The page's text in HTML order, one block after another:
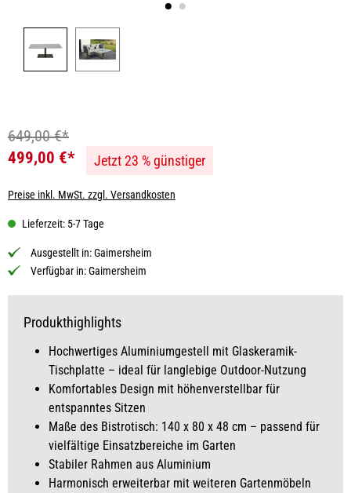
Produkthighlights
Hochwertiges Aluminiumgestell mit Glaskeramik-
Tischplatte – ideal für langlebige Outdoor-Nutzung
Komfortables Design mit höhenverstellbar für
entspanntes Sitzen
Maße des Bistrotisch: 140 x 80 x 48 cm – passend für
vielfältige Einsatzbereiche im Garten
Stabiler Rahmen aus Aluminium
Harmonisch erweiterbar mit weiteren Gartenmöbeln
649,00 €*
499,00 €*
Jetzt 23 % günstiger
Preise inkl. MwSt. zzgl. Versandkosten
Lieferzeit: 5-7 Tage
Ausgestellt in:Gaimersheim
Verfügbar in:Gaimersheim